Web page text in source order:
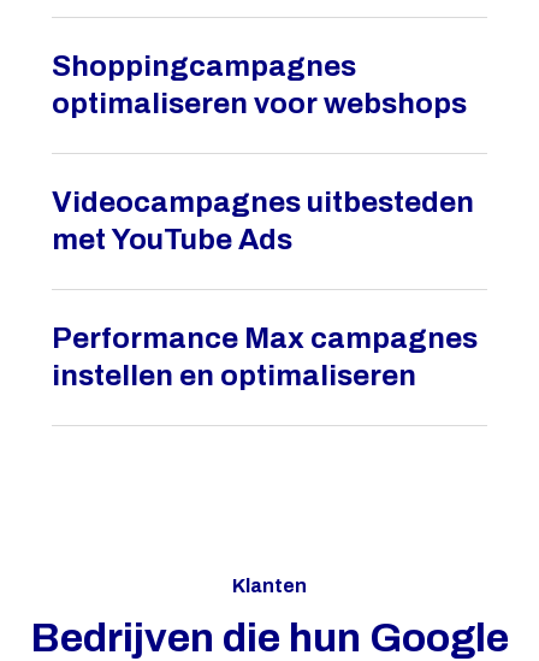
Shoppingcampagnes
optimaliseren voor webshops
Videocampagnes uitbesteden
met YouTube Ads
Performance Max campagnes
instellen en optimaliseren
Klanten
Bedrijven die hun Google